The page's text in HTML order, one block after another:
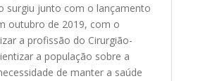
surgiu junto com o lançamento
outubro de 2019, com o
a profissão do Cirurgião-
a população sobre a
de manter a saúde